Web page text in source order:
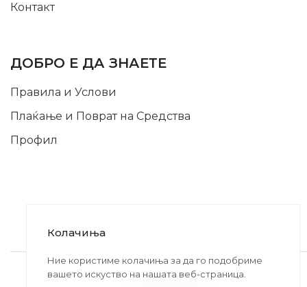
Контакт
ДОБРО Е ДА ЗНАЕТЕ
Правила и Услови
Плаќање и Поврат на Средства
Профил
2020-2024 © MB DISKONT. Изработено од
БРАМИТ ДООЕЛ
Колачиња
Ние користиме колачиња за да го подобриме
вашето искуство на нашата веб-страница.